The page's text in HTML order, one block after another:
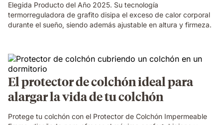
Elegida Producto del Año 2025. Su tecnología
termorreguladora de grafito disipa el exceso de calor corporal
durante el sueño, siendo además ajustable en altura y firmeza.
El protector de colchón ideal para
alargar la vida de tu colchón
Protege tu colchón con el Protector de Colchón Impermeable